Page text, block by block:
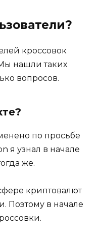
кроссовок
нашли таких
вопросов.
по просьбе
я узнал в начале
же.
криптовалют
Поэтому в начале